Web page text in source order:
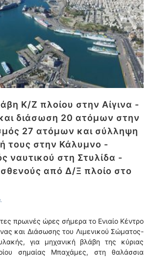
Κ/Ζ πλοίου στην Αίγινα -
διάσωση 20 ατόμων στην
27 ατόμων και σύλληψη
τους στην Κάλυμνο -
ναυτικού στη Στυλίδα -
από Δ/Ξ πλοίο στο
πρωινές ώρες σήμερα το Ενιαίο Κέντρο
και Διάσωσης του Λιμενικού Σώματος-
για μηχανική βλάβη της κύριας
σημαίας Μπαχάμες, στη θαλάσσια